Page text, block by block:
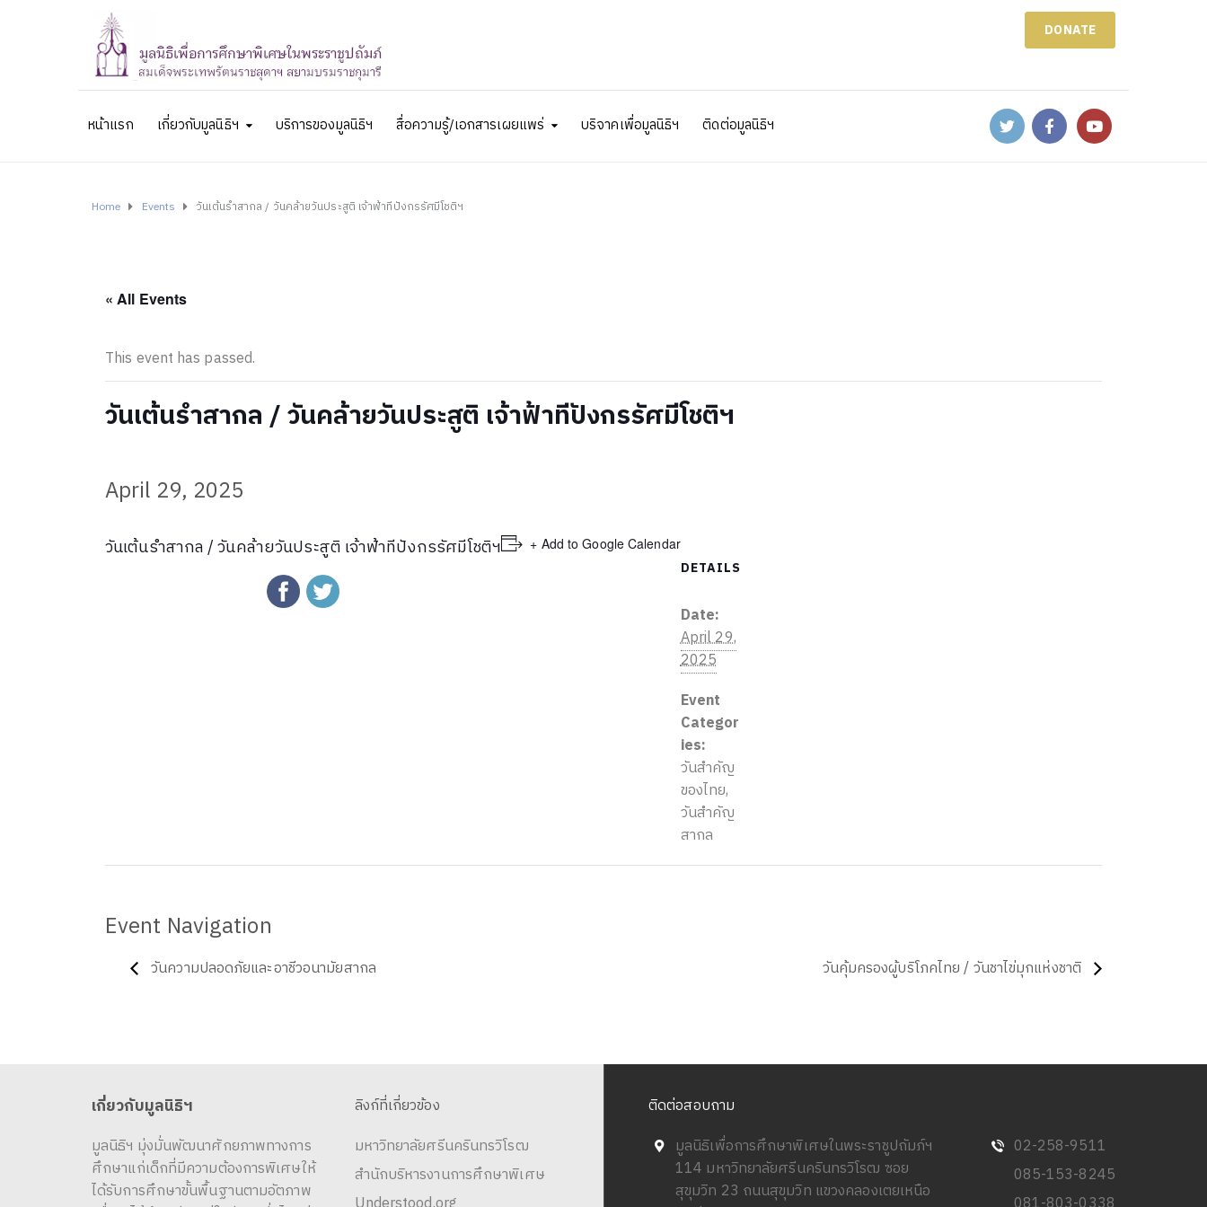
DONATE
หน้าแรก เกี่ยวกับมูลนิธิฯ บริการของมูลนิธิฯ สื่อความรู้/เอกสารเผยแพร่ บริจาคเพื่อมูลนิธิฯ ติดต่อมูลนิธิฯ
Home Events วันเต้นรำสากล / วันคล้ายวันประสูติ เจ้าฟ้าทีปังกรรัศมีโชติฯ
« All Events
This event has passed.
วันเต้นรำสากล / วันคล้ายวันประสูติ เจ้าฟ้าทีปังกรรัศมีโชติฯ
April 29, 2025
วันเต้นรำสากล / วันคล้ายวันประสูติ เจ้าฟ้าทีปังกรรัศมีโชติฯ + Add to Google Calendar
DETAILS
Date:
April 29,
2025
Event
Categor
ies:
วันสำคัญ
ของไทย,
วันสำคัญ
สากล
Event Navigation
วันความปลอดภัยและอาชีวอนามัยสากล วันคุ้มครองผู้บริโภคไทย / วันชาไข่มุกแห่งชาติ
เกี่ยวกับมูลนิธิฯ
มูลนิธิฯ มุ่งมั่นพัฒนาศักยภาพทางการ
ศึกษาแก่เด็กที่มีความต้องการพิเศษให้
ได้รับการศึกษาขั้นพื้นฐานตามอัตภาพ
ลิงก์ที่เกี่ยวข้อง
มหาวิทยาลัยศรีนครินทรวิโรฒ
สำนักบริหารงานการศึกษาพิเศษ
ติดต่อสอบถาม
มูลนิธิเพื่อการศึกษาพิเศษในพระราชูปถัมภ์ฯ
114 มหาวิทยาลัยศรีนครินทรวิโรฒ ซอย
สุขุมวิท 23 ถนนสุขุมวิท แขวงคลองเตยเหนือ
02-258-9511
085-153-8245